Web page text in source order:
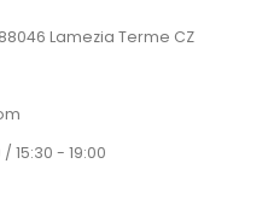
Lamezia Terme CZ
15:30 - 19:00